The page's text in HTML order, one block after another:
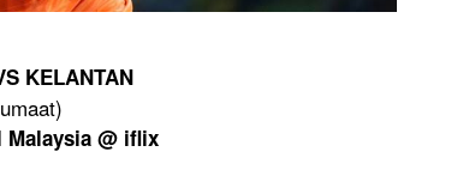
KELANTAN
@ iflix